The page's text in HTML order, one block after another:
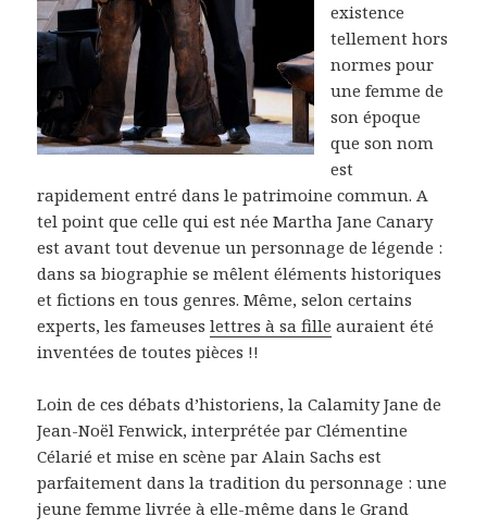
existence
tellement hors
normes pour
une femme de
son époque
que son nom
est
rapidement entré dans le patrimoine commun. A
tel point que celle qui est née Martha Jane Canary
est avant tout devenue un personnage de légende :
dans sa biographie se mêlent éléments historiques
et fictions en tous genres. Même, selon certains
experts, les fameuseslettres à sa fille auraient été
inventées de toutes pièces !!
Loin de ces débats d’historiens, la Calamity Jane de
Jean-Noël Fenwick, interprétée par Clémentine
Célarié et mise en scène par Alain Sachs est
parfaitement dans la tradition du personnage : une
jeune femme livrée à elle-même dans le Grand